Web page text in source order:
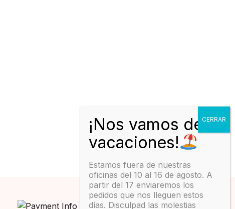
ES € EUR
Estamos fuera de nuestras
oficinas del 10 al 16 de agosto. A
partir del 17 enviaremos los
pedidos que nos lleguen estos
días. Disculpad las molestias